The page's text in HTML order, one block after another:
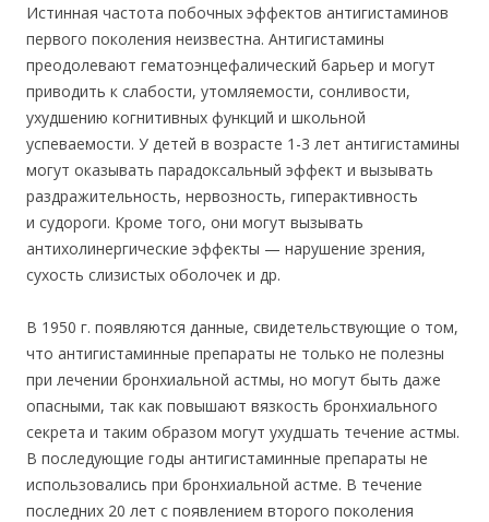
Истинная частота побочных эффектов антигистаминов
первого поколения неизвестна. Антигистамины
преодолевают гематоэнцефалический барьер и могут
приводить к слабости, утомляемости, сонливости,
ухудшению когнитивных функций и школьной
успеваемости. У детей в возрасте 1-3 лет антигистамины
могут оказывать парадоксальный эффект и вызывать
раздражительность, нервозность, гиперактивность
и судороги. Кроме того, они могут вызывать
антихолинергические эффекты — нарушение зрения,
сухость слизистых оболочек и др.
В 1950 г. появляются данные, свидетельствующие о том,
что антигистаминные препараты не только не полезны
при лечении бронхиальной астмы, но могут быть даже
опасными, так как повышают вязкость бронхиального
секрета и таким образом могут ухудшать течение астмы.
В последующие годы антигистаминные препараты не
использовались при бронхиальной астме. В течение
последних 20 лет с появлением второго поколения